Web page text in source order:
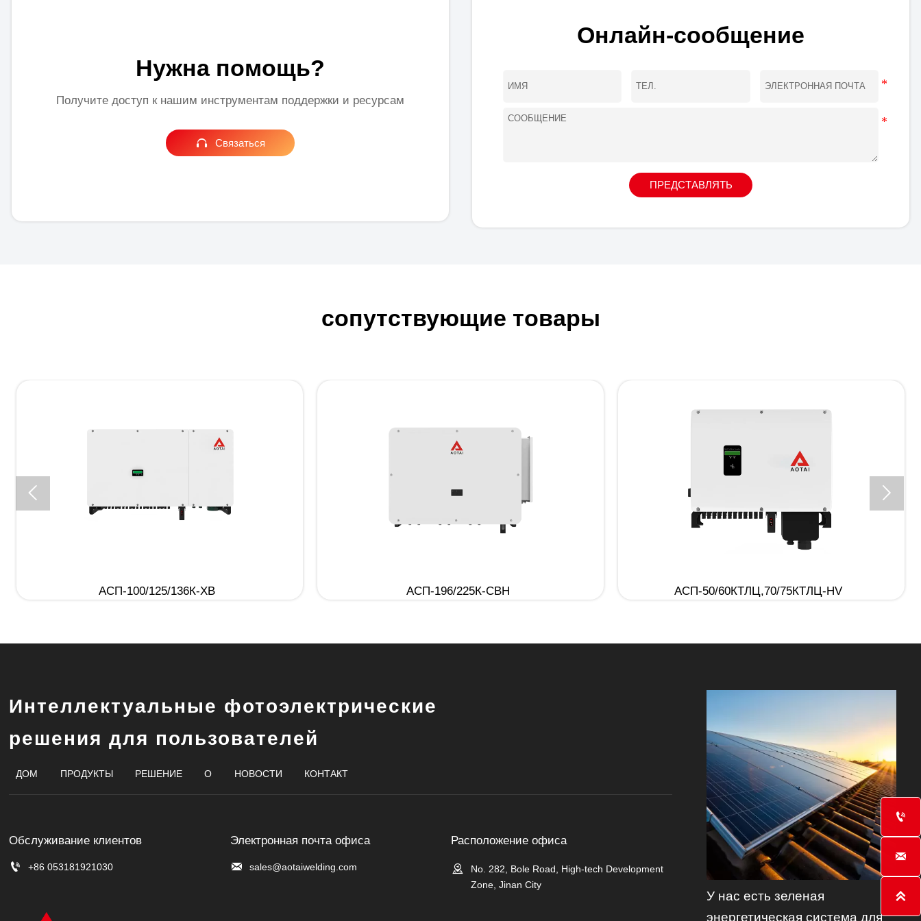
Нужна помощь?
Получите доступ к нашим инструментам поддержки и ресурсам
 Связаться
Онлайн-сообщение
ПРЕДСТАВЛЯТЬ
сопутствующие товары
АСП-100/125/136К-ХВ АСП-196/225К-СВН АСП-50/60КТЛЦ,70/75КТЛЦ-HV
 
Интеллектуальные фотоэлектрические
решения для пользователей
ДОМ ПРОДУКТЫ РЕШЕНИЕ О НОВОСТИ КОНТАКТ
Обслуживание клиентов

+86 053181921030
Электронная почта офиса

sales@aotaiwelding.com
Расположение офиса

No. 282, Bole Road, High-tech Development
Zone, Jinan City
У нас есть зеленая
энергетическая система для


